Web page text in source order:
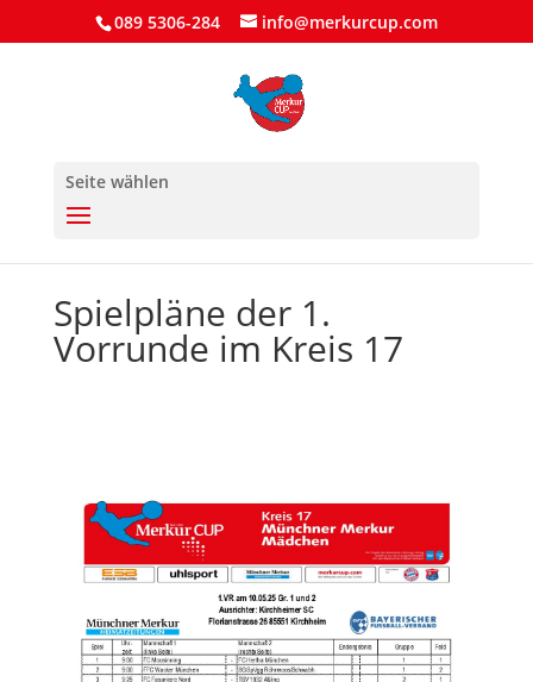
089 5306-284 info@merkurcup.com
Seite wählen
Spielpläne der 1.
Vorrunde im Kreis 17